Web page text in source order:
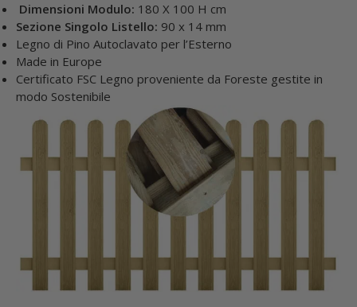
Dimensioni Modulo: 180 X 100 H cm
Sezione Singolo Listello: 90 x 14 mm
Legno di Pino Autoclavato per l’Esterno
Made in Europe
Certificato FSC Legno proveniente da Foreste gestite in
modo Sostenibile